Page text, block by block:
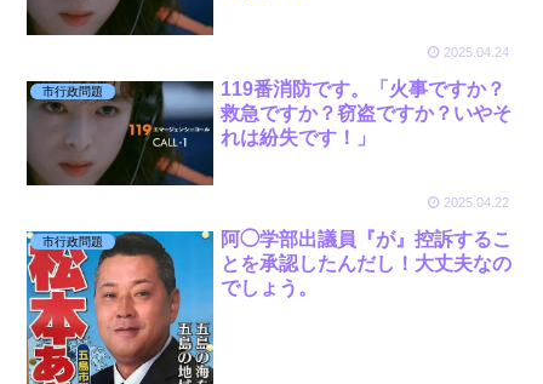
2025.04.24
市行政問題
119番消防です。「火事ですか？
救急ですか？窃盗ですか？いやそ
れは紛失です！」
2025.04.22
市行政問題
阿◯学部出議員『が』控訴するこ
とを承認したんだし！大丈夫なの
でしょう。